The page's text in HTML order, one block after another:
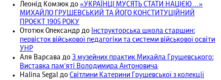
Леонід Комзюк до «УКРАЇНЦІ МУСЯТЬ СТАТИ НАЦІЄЮ…»
МИХАЙЛО ГРУШЕВСЬКИЙ ТА ЙОГО КОНСТИТУЦІЙНИЙ
ПРОЄКТ 1905 РОКУ
Ототюк Олександр до Інструкторська школа старшин:
первісток військової педагогіки та системи військової освіти
УНР
Аля Варсава до З музейних практик Михайла Грушевського:
Виставка пам’яті Володимира Антоновича
Halina Segal до Світлини Катерини Грушевської з колекції